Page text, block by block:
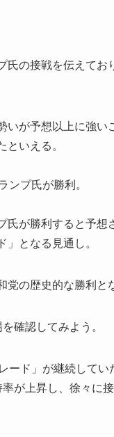
の接戦を伝えてお
が予想以上に強い
といえる。
ンプ氏が勝利。
が勝利すると予想
となる見通し。
の歴史的な勝利と
確認してみよう。
ード」が継続してい
が上昇し、徐々に接